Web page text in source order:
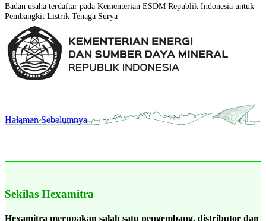
Badan usaha terdaftar pada Kementerian ESDM Republik Indonesia untuk
Pembangkit Listrik Tenaga Surya
Halaman Sebelumnya
Sekilas Hexamitra
Hexamitra merupakan salah satu pengembang, distributor dan